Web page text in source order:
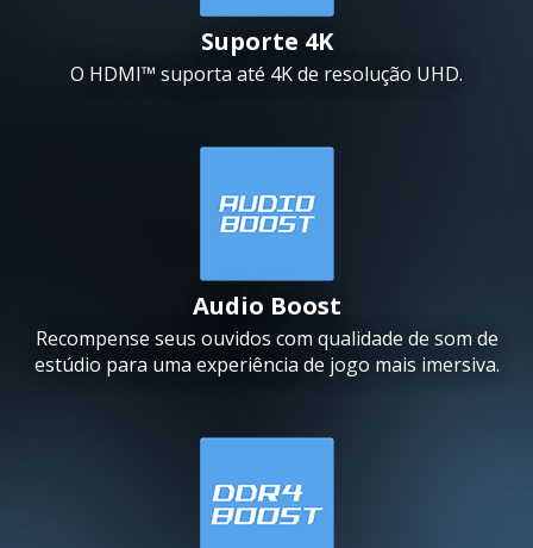
Suporte 4K
O HDMI™ suporta até 4K de resolução UHD.
Audio Boost
Recompense seus ouvidos com qualidade de som de
estúdio para uma experiência de jogo mais imersiva.